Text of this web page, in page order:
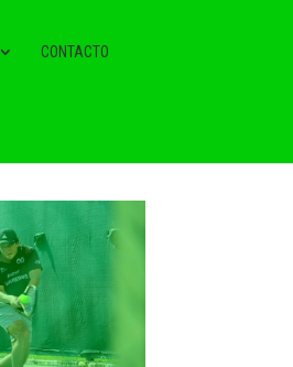
CONTACTO